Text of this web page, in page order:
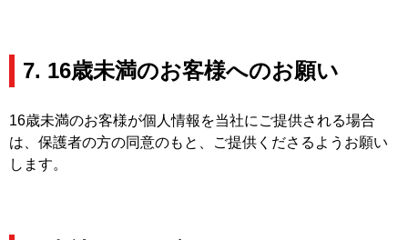
7. 16歳未満のお客様へのお願い
16歳未満のお客様が個人情報を当社にご提供される場合
は、保護者の方の同意のもと、ご提供くださるようお願い
します。